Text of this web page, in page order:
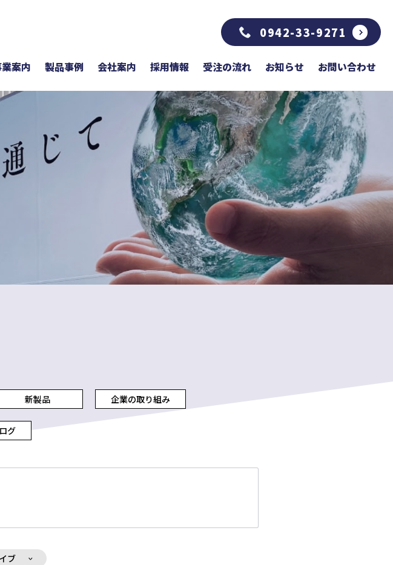
案内 製品事例 会社案内 採用情報 受注の流れ お知らせ お問い合わせ
0942-33-9271
新製品 企業の取り組み
グ
ブ